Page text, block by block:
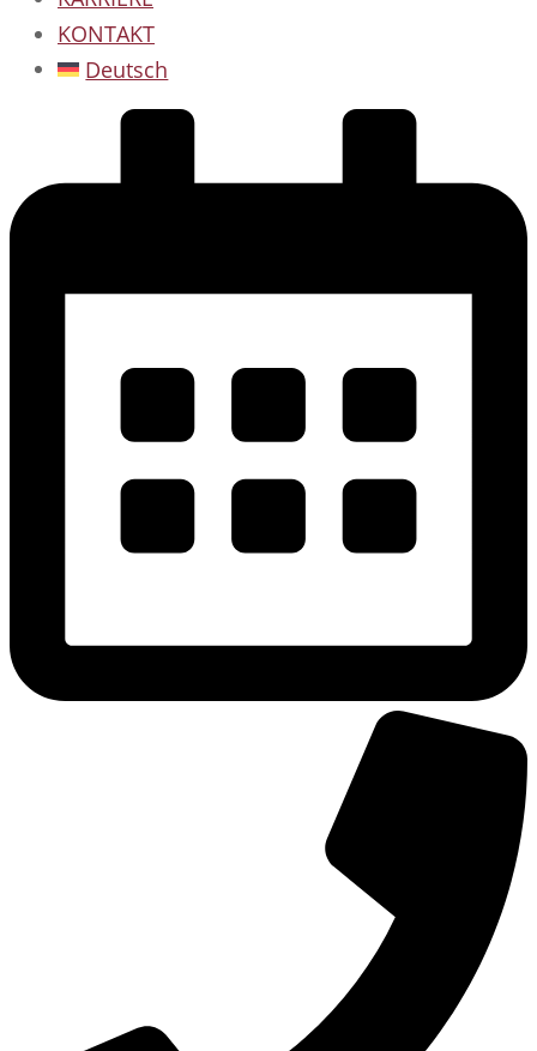
KONTAKT
Deutsch